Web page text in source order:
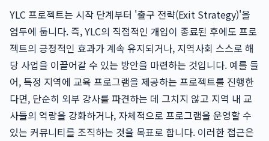
YLC 프로젝트는 시작 단계부터 '출구 전략(Exit Strategy)'을
염두에 둡니다. 즉, YLC의 직접적인 개입이 종료된 후에도 프로
젝트의 긍정적인 효과가 계속 유지되거나, 지역사회 스스로 해
당 사업을 이끌어갈 수 있는 방안을 마련하는 것입니다. 예를 들
어, 특정 지역에 교육 프로그램을 제공하는 프로젝트를 진행한
다면, 단순히 외부 강사를 파견하는 데 그치지 않고 지역 내 교
사들의 역량을 강화하거나, 자체적으로 프로그램을 운영할 수
있는 커뮤니티를 조직하는 것을 목표로 합니다. 이러한 접근은